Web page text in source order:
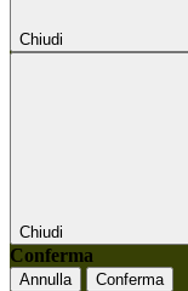
Chiudi
Chiudi
Conferma
Annulla Conferma